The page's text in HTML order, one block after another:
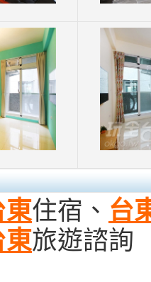
東住宿、 台
東旅遊諮詢